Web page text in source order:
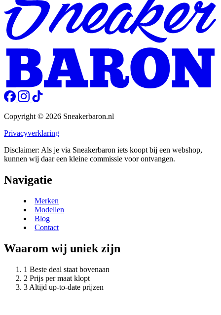
Copyright © 2026 Sneakerbaron.nl
Privacyverklaring
Disclaimer: Als je via Sneakerbaron iets koopt bij een webshop,
kunnen wij daar een kleine commissie voor ontvangen.
Navigatie
Merken
Modellen
Blog
Contact
Waarom wij uniek zijn
Beste deal staat bovenaan
Prijs per maat klopt
Altijd up-to-date prijzen